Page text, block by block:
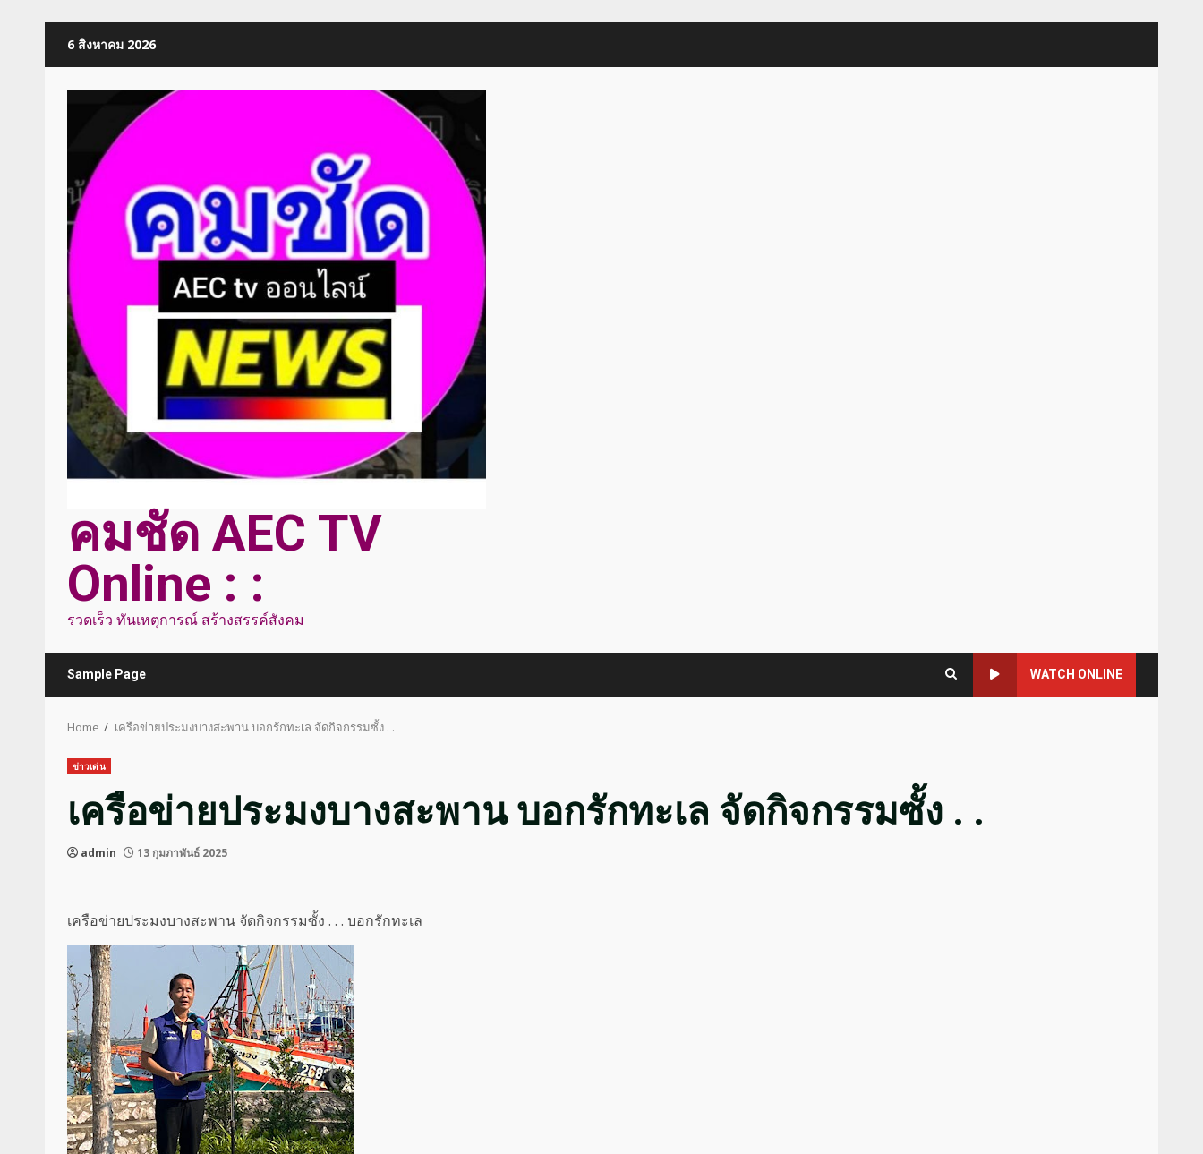
6 สิงหาคม 2026
คมชัด AEC TV
Online : :
รวดเร็ว ทันเหตุการณ์ สร้างสรรค์สังคม
Sample Page WATCH ONLINE
Home เครือข่ายประมงบางสะพาน บอกรักทะเล จัดกิจกรรมซั้ง . .
ข่าวเด่น
เครือข่ายประมงบางสะพาน บอกรักทะเล จัดกิจกรรมซั้ง . .
admin 13 กุมภาพันธ์ 2025
เครือข่ายประมงบางสะพาน จัดกิจกรรมซั้ง . . . บอกรักทะเล